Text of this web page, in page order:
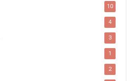
10
4
3
1
2